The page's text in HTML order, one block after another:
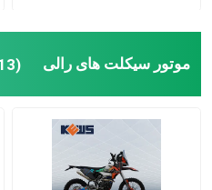
موتور سیکلت های رالی (13)